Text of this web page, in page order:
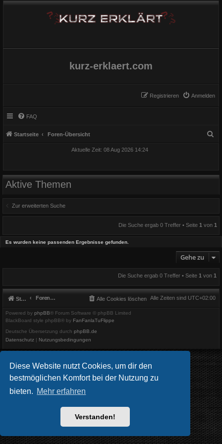
Diese Website nutzt Cookies, um dir den
bestmöglichen Komfort bei der Nutzung zu
bieten. Mehr erfahren
Verstanden!
kurz-erklaert.com
Anmelden
Registrieren
FAQ
Startseite Foren-Übersicht
Aktuelle Zeit: 08 Aug 2026 14:24
Aktive Themen
Zur erweiterten Suche
Die Suche ergab 0 Treffer • Seite 1von 1
Es wurden keine passenden Ergebnisse gefunden.
Gehe zu
Die Suche ergab 0 Treffer • Seite 1 von 1
Startseite Foren-Übersicht Alle Zeiten sind UTC+02:00
Alle Cookies löschen
Powered by phpBB® Forum Software © phpBB Limited
BlackBoard style phpBB® by FanFanlaTuFlippe
Deutsche Übersetzung durch phpBB.de
Datenschutz | Nutzungsbedingungen